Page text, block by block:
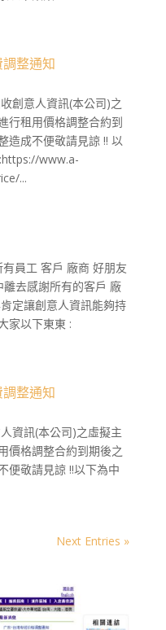
整通知
創意人資訊(本公司)之
行租用價格調整合約到
造成不便敬請見諒 !! 以
www.a-
...
員工 客戶 廠商 好朋友
去感謝所有的客戶 廠
定讓創意人資訊能夠持
家以下東東 :
整通知
資訊(本公司)之虛擬主
價格調整合約到期後之
便敬請見諒 !!以下為中
Next Entries »